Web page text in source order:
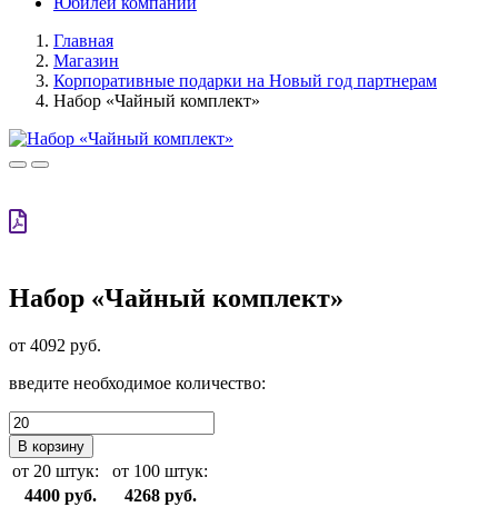
Главная
Магазин
Корпоративные подарки на Новый год партнерам
Набор «Чайный комплект»
Набор «Чайный комплект»
от 4092 руб.
введите необходимое количество:
В корзину
от 20 штук:
от 100 штук:
4400 руб.
4268 руб.